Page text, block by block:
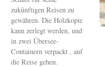
zukünftigen Reisen zu
gewähren. Die Holzkopie
kann zerlegt werden, und
in zwei Übersee-
Containern verpackt , auf
die Reise gehen.